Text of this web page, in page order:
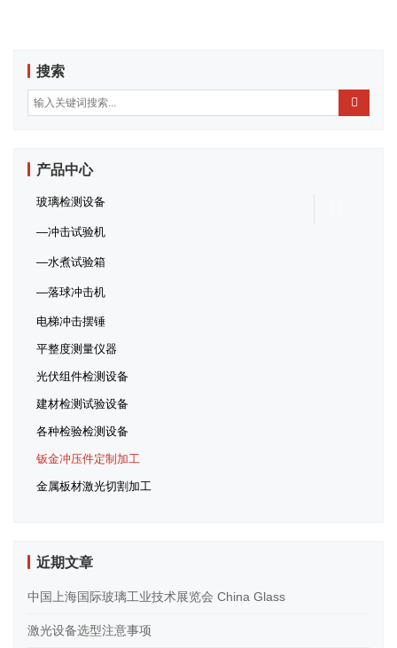
搜索
产品中心
玻璃检测设备
冲击试验机
水煮试验箱
落球冲击机
电梯冲击摆锤
平整度测量仪器
光伏组件检测设备
建材检测试验设备
各种检验检测设备
钣金冲压件定制加工
金属板材激光切割加工
近期文章
中国上海国际玻璃工业技术展览会 China Glass
激光设备选型注意事项